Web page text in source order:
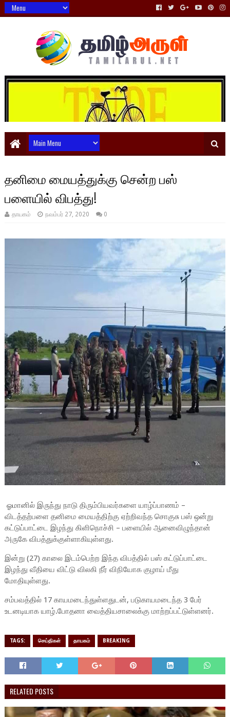
தனிமை மையத்துக்கு சென்ற பஸ்
பளையில் விபத்து!
தாயகம் நவம்பர் 27, 2020 0
ஓமானில் இருந்து நாடு திரும்பியவர்களை யாழ்ப்பாணம் –
விடத்தற்பளை தனிமை மையத்திற்கு ஏற்றிவந்த சொகுசு பஸ் ஒன்று
கட்டுப்பாட்டை இழந்து கிளிநொச்சி – பளையில் ஆனைவிழுந்தான்
அருகே விபத்துக்குள்ளாகியுள்ளது.
இன்று (27) காலை இடம்பெற்ற இந்த விபத்தில் பஸ் கட்டுப்பாட்டை
இழந்து வீதியை விட்டு விலகி நீர் விநியோக குழாய் மீது
மோதியுள்ளது.
சம்பவத்தில் 17 காயமடைந்துள்ளதுடன், படுகாயமடைந்த 3 பேர்
உடனடியாக யாழ்.போதனா வைத்தியசாலைக்கு மாற்றப்பட்டுள்ளனர்.
TAGS: செய்திகள் தாயகம் BREAKING
RELATED POSTS